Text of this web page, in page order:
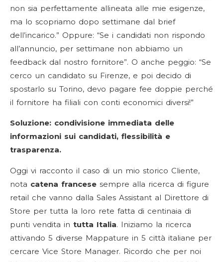
non sia perfettamente allineata alle mie esigenze,
ma lo scopriamo dopo settimane dal brief
dell’incarico.” Oppure: “Se i candidati non rispondo
all’annuncio, per settimane non abbiamo un
feedback dal nostro fornitore”. O anche peggio: “Se
cerco un candidato su Firenze, e poi decido di
spostarlo su Torino, devo pagare fee doppie perché
il fornitore ha filiali con conti economici diversi!”
Soluzione: condivisione immediata delle
informazioni sui candidati, flessibilità e
trasparenza.
Oggi vi racconto il caso di un mio storico Cliente,
nota catena francese sempre alla ricerca di figure
retail che vanno dalla Sales Assistant al Direttore di
Store per tutta la loro rete fatta di centinaia di
punti vendita in tutta Italia. Iniziamo la ricerca
attivando 5 diverse Mappature in 5 città italiane per
cercare Vice Store Manager. Ricordo che per noi